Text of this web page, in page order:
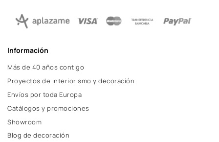
Información
Más de 40 años contigo
Proyectos de interiorismo y decoración
Envíos por toda Europa
Catálogos y promociones
Showroom
Blog de decoración